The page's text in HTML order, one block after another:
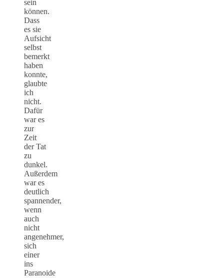
sein
können.
Dass
es sie
Aufsicht
selbst
bemerkt
haben
konnte,
glaubte
ich
nicht.
Dafür
war es
zur
Zeit
der Tat
zu
dunkel.
Außerdem
war es
deutlich
spannender,
wenn
auch
nicht
angenehmer,
sich
einer
ins
Paranoide